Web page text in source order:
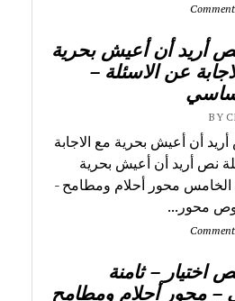
أريد أن أعيش بحرية
عن الاسئلة –
BY
أن أعيش بحرية مع الاجابة
نص أريد أن أعيش بحرية
المحور 5 الخامس محور أحلام ومطامح -
محور...
– ثامنة
محور أحلام ومطامح